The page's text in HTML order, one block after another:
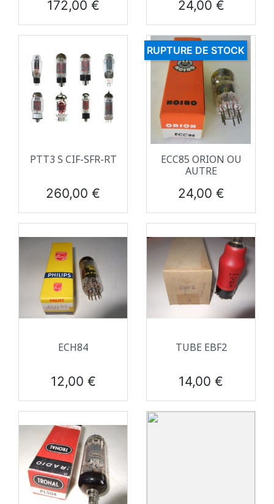
Prix
172,00 € Prix
24,00 €
PTT3 S CIF-SFR-RT
Prix
260,00 €
ECC85 ORION OU
AUTRE
Prix
24,00 €
RUPTURE DE STOCK
ECH84
Prix
12,00 €
TUBE EBF2
Prix
14,00 €